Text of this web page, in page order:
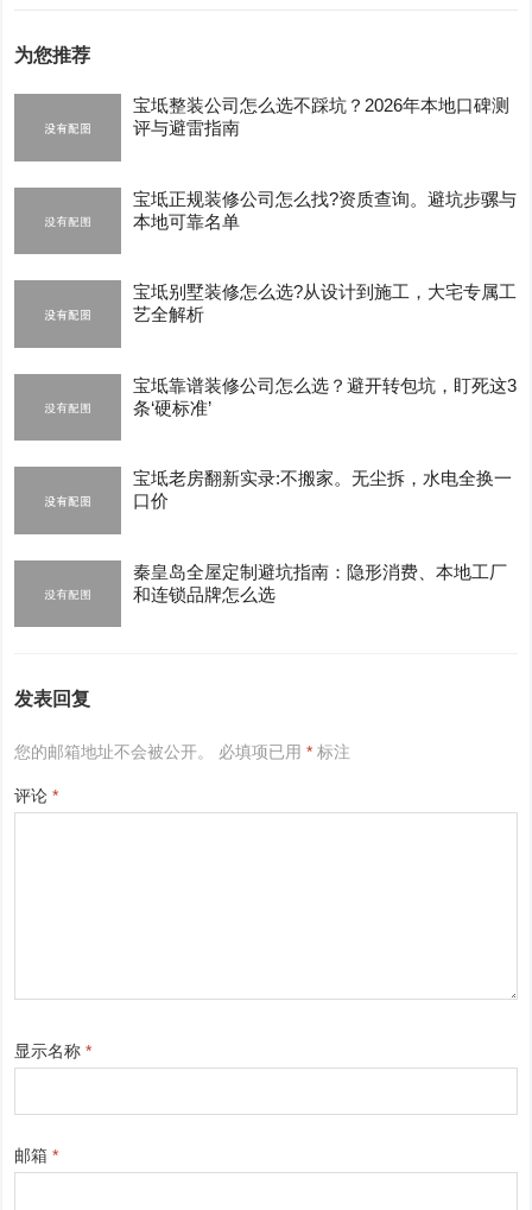
为您推荐
宝坻整装公司怎么选不踩坑？2026年本地口碑测
评与避雷指南
宝坻正规装修公司怎么找?资质查询。避坑步骡与
本地可靠名单
宝坻别墅装修怎么选?从设计到施工，大宅专属工
艺全解析
宝坻靠谱装修公司怎么选？避开转包坑，盯死这3
条‘硬标准’
宝坻老房翻新实录:不搬家。无尘拆，水电全换一
口价
秦皇岛全屋定制避坑指南：隐形消费、本地工厂
和连锁品牌怎么选
发表回复
您的邮箱地址不会被公开。 必填项已用* 标注
评论*
显示名称*
邮箱*